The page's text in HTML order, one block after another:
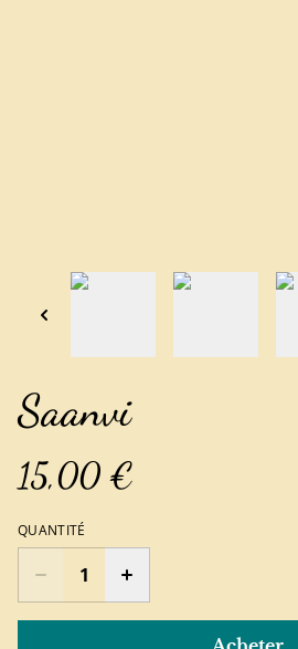
Saanvi
15,00 €
QUANTITÉ